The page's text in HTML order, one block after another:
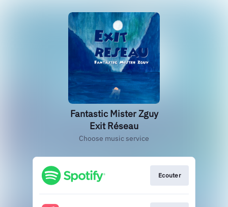
Fantastic Mister Zguy
Exit Réseau
Choose music service
Ecouter